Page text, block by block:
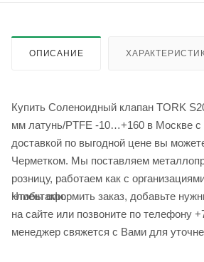
ОПИСАНИЕ
Купить Соленоидный клапан TORK
мм латунь/PTFE -10…+160 в Москве с
доставкой по выгодной цене вы
Черметком. Мы поставляем
розницу, работаем как с
клиентами.
Чтобы оформить заказ, добавьте
на сайте или позвоните по телефону
менеджер свяжется с Вами для